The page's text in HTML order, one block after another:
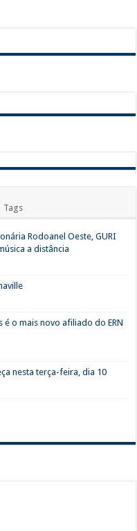
Tags
Rodoanel Oeste, GURI
a distância
é o mais novo afiliado do ERN
nesta terça-feira, dia 10